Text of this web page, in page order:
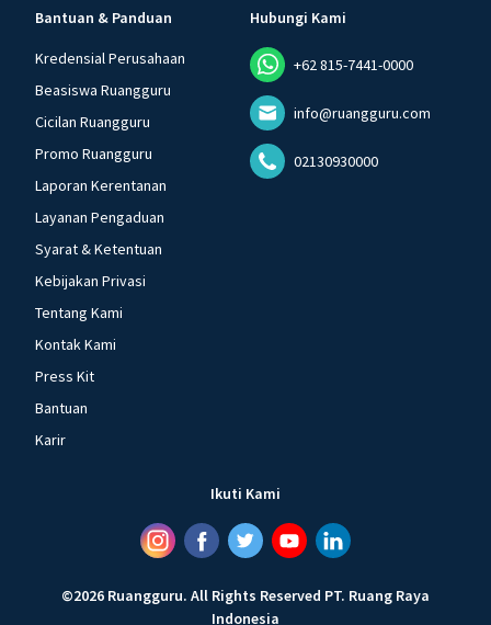
Bantuan & Panduan
Kredensial Perusahaan
Beasiswa Ruangguru
Cicilan Ruangguru
Promo Ruangguru
Laporan Kerentanan
Layanan Pengaduan
Syarat & Ketentuan
Kebijakan Privasi
Tentang Kami
Kontak Kami
Press Kit
Bantuan
Karir
Hubungi Kami
+62 815-7441-0000
info@ruangguru.com
02130930000
Ikuti Kami
©2026 Ruangguru. All Rights Reserved PT. Ruang Raya
Indonesia